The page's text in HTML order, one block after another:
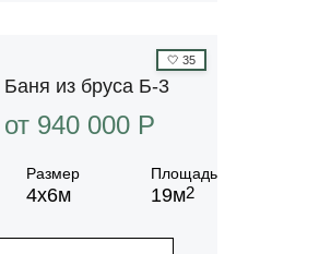
🤍 35
Баня из бруса Б-3
от 940 000 P
Размер
4х6м
Площадь
19м2